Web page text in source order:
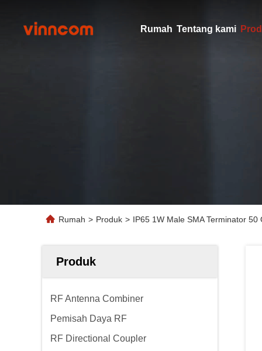
Rumah Tentang kami
Rumah > Produk > IP65 1W Male SMA Terminator
Produk
RF Antenna Combiner
Pemisah Daya RF
RF Directional Coupler